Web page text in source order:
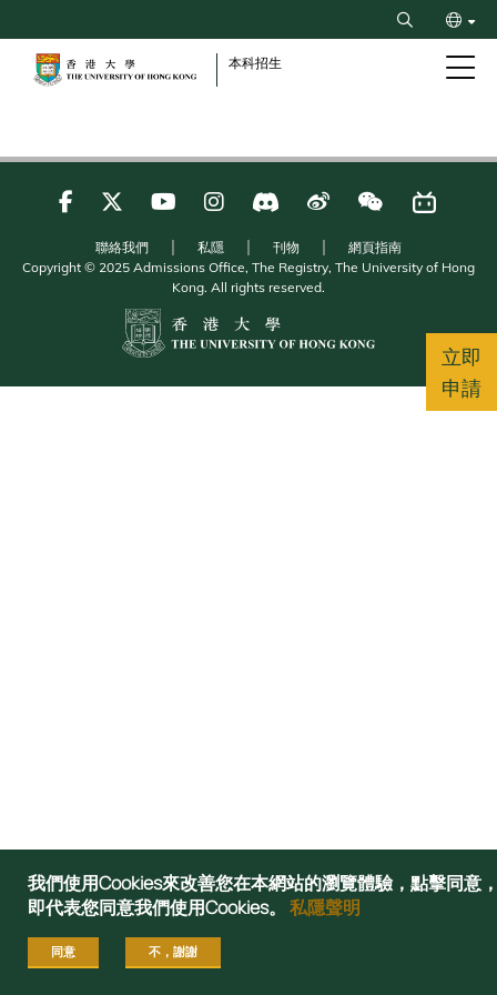
to
content
Search
本科招生
立即
申請
聯絡我們 私隱 刊物
網頁指南
Copyright © 2025 Admissions Office, The Registry, The University of Hong
Kong. All rights reserved.
我們使用Cookies來改善您在本網站的瀏覽體驗，點擊同意
即代表您同意我們使用Cookies。私隱聲明
同意 不，謝謝